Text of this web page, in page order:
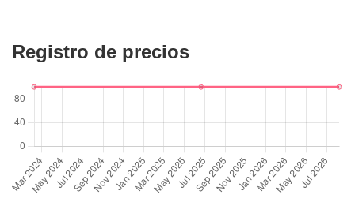
Registro de precios